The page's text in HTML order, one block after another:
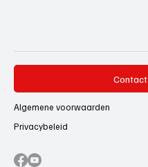
Contact
Algemene voorwaarden
Privacybeleid